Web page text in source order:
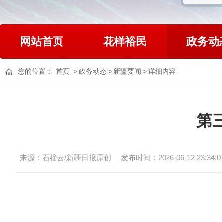
网站首页 花样裕民 政务动
您的位置： 首页 >政务动态> 新疆要闻 >详细内容
第
来源：石榴云/新疆日报原创 发布时间：2026-06-12